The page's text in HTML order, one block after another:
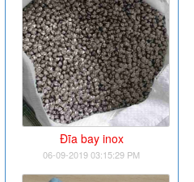
Đĩa bay inox
06-09-2019 03:15:29 PM